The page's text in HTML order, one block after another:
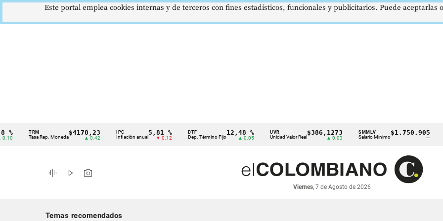
Cintillo
indicadores
económicos
TRM
Tasa Rep. Moneda
$4178,23
▲ 0.42
IPC
Inflación anual
5,81 %
▼ 0.12
DTF
Dep. Término Fijo
12,48 %
▲ 0.05
UVR
Unidad Valor Real
$386,1273 SMMLV
Salario Mínimo
$1.750.905 BRENT
graphic_eq play_arrow photo_camera
Viernes, 7 de Agosto de 2026
Temas recomendados
Este portal emplea cookies internas y de terceros con fines estadísticos, funcionales y publicitarios. Puede aceptarlas